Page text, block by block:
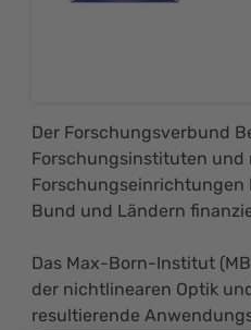
Der Forschungsverbund
Forschungsinstituten und
Forschungseinrichtungen
Bund und Ländern
Das Max-Born-Institut
der nichtlinearen Optik
resultierende